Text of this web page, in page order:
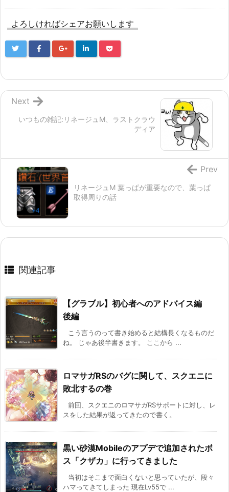
よろしければシェアお願いします
いつもの雑記:リネージュM、ラストクラウ
ディア
Next
リネージュM 葉っぱが重要なので、葉っぱ
取得周りの話
Prev
関連記事
【グラブル】初心者へのアドバイス編
後編
こう言うのって書き始めると結構長くなるものだ
ね。 じゃあ後半書きます。 ここから ...
ロマサガRSのバグに関して、スクエニに
敗北するの巻
前回、スクエニのロマサガRSサポートに対し、レ
スをした結果が返ってきたので書く。
黒い砂漠Mobileのアプデで追加されたボ
ス「クザカ」に行ってきました
当初はそこまで面白くないと思っていたが、段々
ハマってきてしまった 現在Lv55で ...